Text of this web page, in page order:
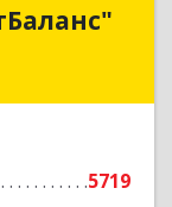
5719
пр-кт,